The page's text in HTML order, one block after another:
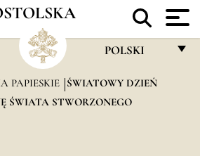
POLSKI
FRANÇAIS
ENGLISH
PAPIESKIE
ŚWIATOWY DZIEŃ
ŚWIATA STWORZONEGO